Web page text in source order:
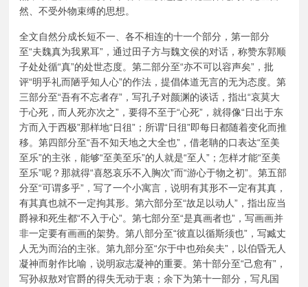
然、不受外物束缚的思想。
全文自然分成长短不一、各不相连的十一个部分，第一部分
至“夫魏真为我累耳”，通过田子方与魏文侯的对话，称赞东郭顺
子处处循“真”的处世态度。第二部分至“亦不可以容声矣”，批
评“明乎礼而陋乎知人心”的作法，提倡体道无言的无为态度。第
三部分至“吾有不忘者存”，写孔子对颜渊的谈话，指出“哀莫大
于心死，而人死亦次之”，要得不至于“心死”，就得像“日出于东
方而入于西极”那样地“日徂”；所谓“日徂”即每日都随着变化而推
移。第四部分至“吾不知天地之大全也”，借老聃的口表达“至美
至乐”的主张，能够“至美至乐”的人就是“至人”；怎样才能“至美
至乐”呢？那就得“喜怒哀乐不入胸次”而“游心于物之初”。第五部
分至“可谓多乎”，写了一个小寓言，说明有其形不一定有其真，
有其真也就不一定拘其形。第六部分至“故足以动人”，指出应当
爵禄和死生都“不入于心”。第七部分至“是真画者也”，写画画并
非一定要有画画的架势。第八部分至“彼直以循斯须也”，写臧丈
人无为而治的主张。第九部分至“尔于中也殆矣夫”，以伯昏无人
凝神而射作比喻，说明寂志凝神的重要。第十部分至“己愈有”，
写孙叔敖对官爵的得失无动于衷；余下为第十一部分，写凡国